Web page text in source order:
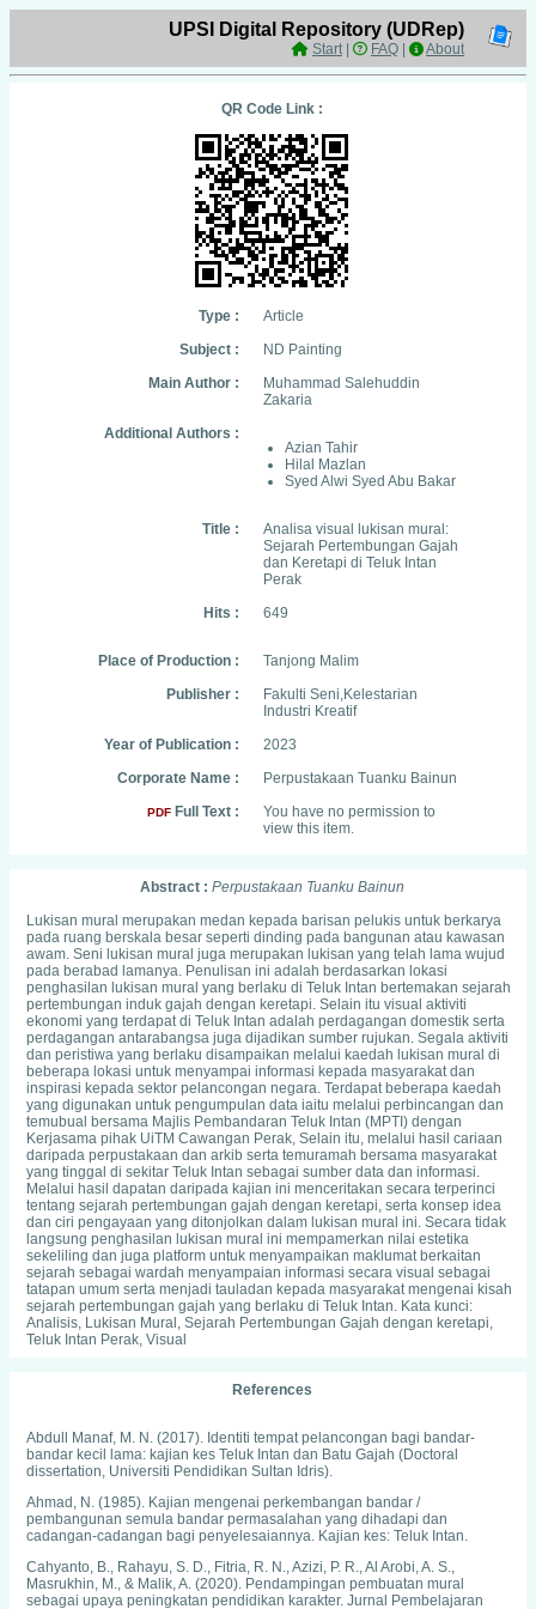
UPSI Digital Repository (UDRep)
Start| FAQ About
QR Code Link :
Type :
Article
Subject :
ND Painting
Main Author :
Muhammad Salehuddin
Zakaria
Additional Authors :
Azian Tahir
Hilal Mazlan
Syed Alwi Syed Abu Bakar
Title :
Analisa visual lukisan mural:
Sejarah Pertembungan Gajah
dan Keretapi di Teluk Intan
Perak
Hits :
649
Place of Production :
Tanjong Malim
Publisher :
Fakulti Seni,Kelestarian
Industri Kreatif
Year of Publication :
2023
Corporate Name :
Perpustakaan Tuanku Bainun
PDF Full Text :
You have no permission to
view this item.
Abstract : Perpustakaan Tuanku Bainun
Lukisan mural merupakan medan kepada barisan pelukis untuk berkarya
pada ruang berskala besar seperti dinding pada bangunan atau kawasan
awam. Seni lukisan mural juga merupakan lukisan yang telah lama wujud
pada berabad lamanya. Penulisan ini adalah berdasarkan lokasi
penghasilan lukisan mural yang berlaku di Teluk Intan bertemakan sejarah
pertembungan induk gajah dengan keretapi. Selain itu visual aktiviti
ekonomi yang terdapat di Teluk Intan adalah perdagangan domestik serta
perdagangan antarabangsa juga dijadikan sumber rujukan. Segala aktiviti
dan peristiwa yang berlaku disampaikan melalui kaedah lukisan mural di
beberapa lokasi untuk menyampai informasi kepada masyarakat dan
inspirasi kepada sektor pelancongan negara. Terdapat beberapa kaedah
yang digunakan untuk pengumpulan data iaitu melalui perbincangan dan
temubual bersama Majlis Pembandaran Teluk Intan (MPTI) dengan
Kerjasama pihak UiTM Cawangan Perak, Selain itu, melalui hasil cariaan
daripada perpustakaan dan arkib serta temuramah bersama masyarakat
yang tinggal di sekitar Teluk Intan sebagai sumber data dan informasi.
Melalui hasil dapatan daripada kajian ini menceritakan secara terperinci
tentang sejarah pertembungan gajah dengan keretapi, serta konsep idea
dan ciri pengayaan yang ditonjolkan dalam lukisan mural ini. Secara tidak
langsung penghasilan lukisan mural ini mempamerkan nilai estetika
sekeliling dan juga platform untuk menyampaikan maklumat berkaitan
sejarah sebagai wardah menyampaian informasi secara visual sebagai
tatapan umum serta menjadi tauladan kepada masyarakat mengenai kisah
sejarah pertembungan gajah yang berlaku di Teluk Intan. Kata kunci:
Analisis, Lukisan Mural, Sejarah Pertembungan Gajah dengan keretapi,
Teluk Intan Perak, Visual
References
Abdull Manaf, M. N. (2017). Identiti tempat pelancongan bagi bandar-
bandar kecil lama: kajian kes Teluk Intan dan Batu Gajah (Doctoral
dissertation, Universiti Pendidikan Sultan Idris).
Ahmad, N. (1985). Kajian mengenai perkembangan bandar /
pembangunan semula bandar permasalahan yang dihadapi dan
cadangan-cadangan bagi penyelesaiannya. Kajian kes: Teluk Intan.
Cahyanto, B., Rahayu, S. D., Fitria, R. N., Azizi, P. R., Al Arobi, A. S.,
Masrukhin, M., & Malik, A. (2020). Pendampingan pembuatan mural
sebagai upaya peningkatan pendidikan karakter. Jurnal Pembelajaran